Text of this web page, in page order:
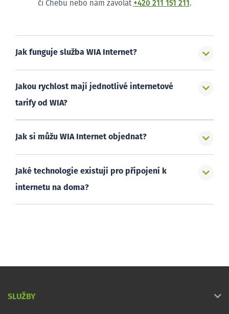
či Chebu nebo nám zavolat +420 211 151 211 .
Jak funguje služba WIA Internet?
Jakou rychlost mají jednotlivé internetové
tarify od WIA?
Jak si můžu WIA Internet objednat?
Jaké technologie existují pro připojení k
internetu na doma?
SLUŽBY